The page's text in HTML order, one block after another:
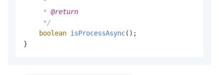
     *
@return
     */
boolean isProcessAsync() ;
}